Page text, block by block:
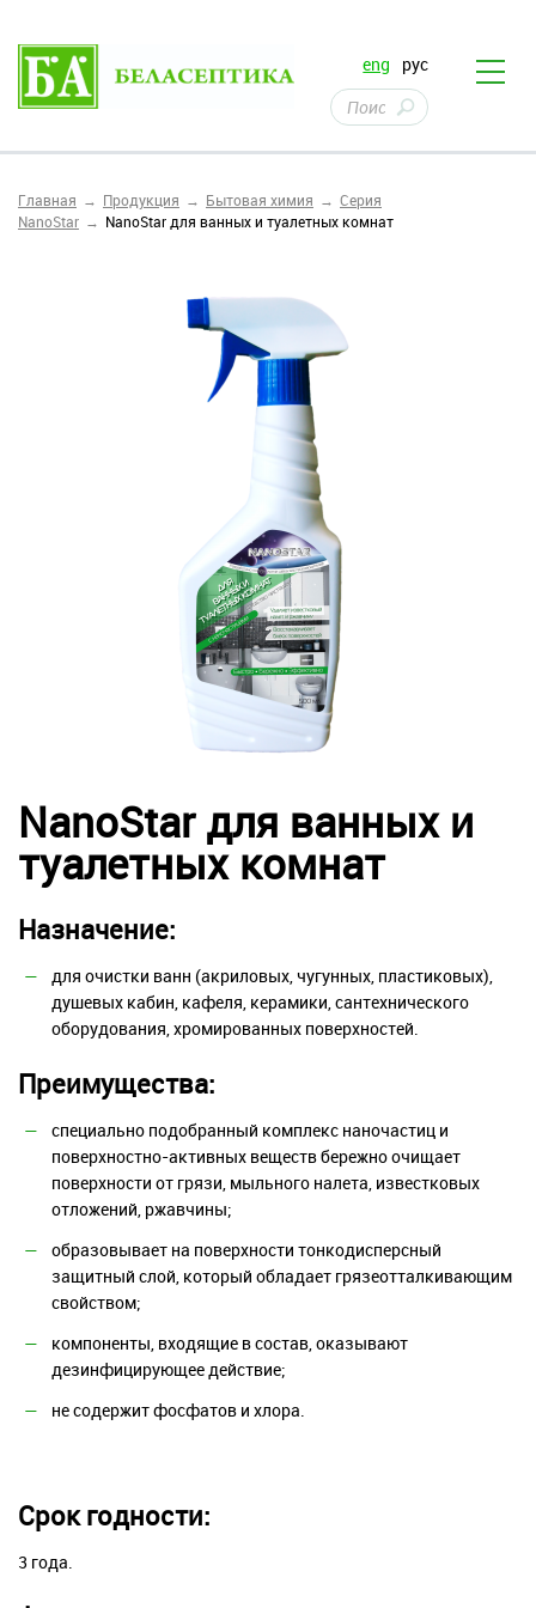
eng рус
Главная Продукция Бытовая химия
Серия
NanoStar
NanoStar для ванных и туалетных комнат
NanoStar для ванных и
туалетных комнат
Назначение:
для очистки ванн (акриловых, чугунных, пластиковых),
душевых кабин, кафеля, керамики, сантехнического
оборудования, хромированных поверхностей.
Преимущества:
специально подобранный комплекс наночастиц и
поверхностно-активных веществ бережно очищает
поверхности от грязи, мыльного налета, известковых
отложений, ржавчины;
образовывает на поверхности тонкодисперсный
защитный слой, который обладает грязеотталкивающим
свойством;
компоненты, входящие в состав, оказывают
дезинфицирующее действие;
не содержит фосфатов и хлора.
Срок годности:
3 года.